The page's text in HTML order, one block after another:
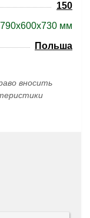
150
790x600x730 мм
Польша
вносить